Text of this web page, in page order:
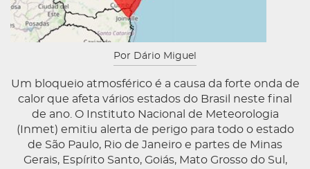
Por Dário Miguel
Um bloqueio atmosférico é a causa da forte onda de
calor que afeta vários estados do Brasil neste final
de ano. O Instituto Nacional de Meteorologia
(Inmet) emitiu alerta de perigo para todo o estado
de São Paulo, Rio de Janeiro e partes de Minas
Gerais, Espírito Santo, Goiás, Mato Grosso do Sul,